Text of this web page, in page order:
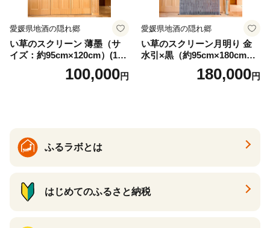
愛媛県地酒の隠れ郷
い草のスクリーン 薄墨（サ
イズ：約95cm×120cm）(14
100,000円
愛媛県地酒の隠れ郷
い草のスクリーン月明り 金
水引×黒（約95cm×180cm）
180,000円
ふるラボとは
はじめてのふるさと納税